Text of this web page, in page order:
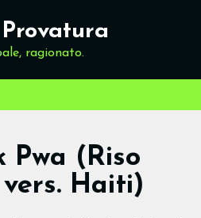
ragionato.
Pwa (Riso
Haiti)